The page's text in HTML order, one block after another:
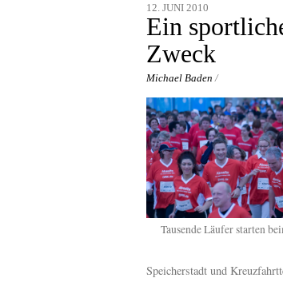
content
12. JUNI 2010
Ein
Zweck
Michael Baden /
Tausende Läufer starten
Speicherstadt und